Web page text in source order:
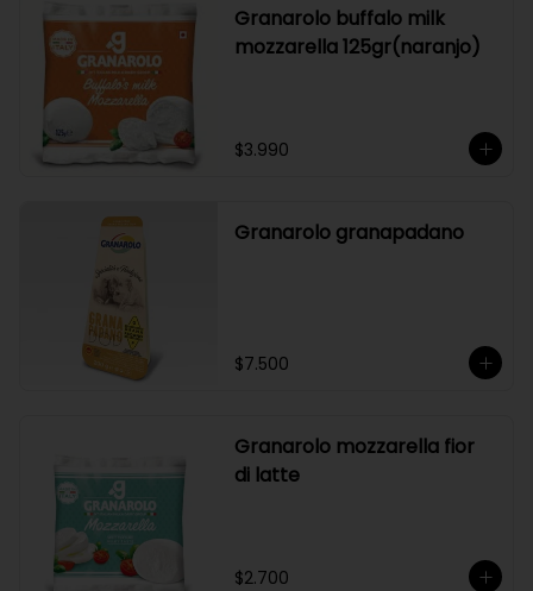
Granarolo buffalo milk
mozzarella 125gr(naranjo)
$3.990
Granarolo granapadano
$7.500
Granarolo mozzarella fior
di latte
$2.700